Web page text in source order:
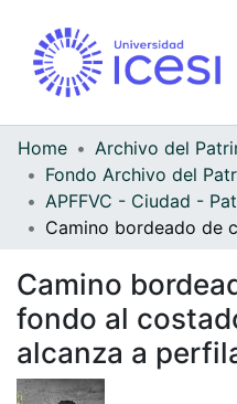
Home
Camino
fondo al
alcanza a